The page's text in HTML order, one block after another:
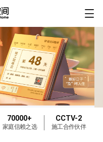
70000+
家庭信赖之选
CCTV-2
施工合作伙伴